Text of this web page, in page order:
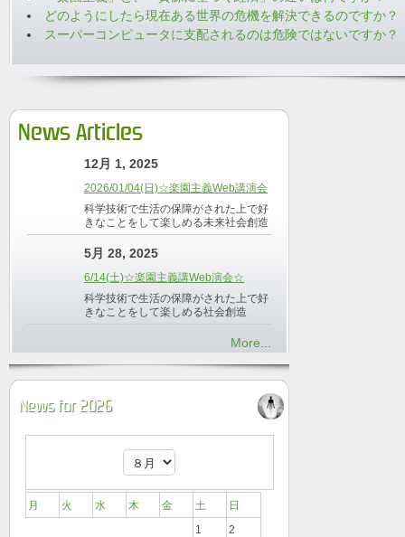
どのようにしたら現在ある世界の危機を解決できるのですか？
スーパーコンピュータに支配されるのは危険ではないですか？
News Articles
12月 1, 2025
2026/01/04(日)☆楽園主義Web講演会
科学技術で生活の保障がされた上で好
きなことをして楽しめる未来社会創造
5月 28, 2025
6/14(土)☆楽園主義講Web演会☆
科学技術で生活の保障がされた上で好
きなことをして楽しめる社会創造
More...
News for 2026
月 火 水 木 金 土
日
1
2